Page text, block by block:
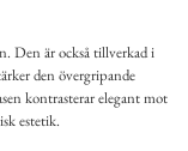
Den är också tillverkad i
den övergripande
kontrasterar elegant mot
estetik.